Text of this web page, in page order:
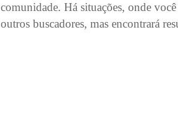
comunidade. Há situações, onde
outros buscadores, mas encontrará